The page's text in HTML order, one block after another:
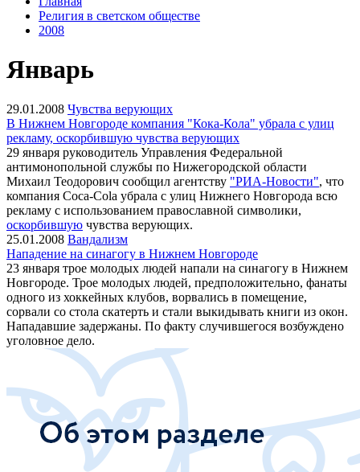
Религия в светском обществе
2008
Январь
29.01.2008 Чувства верующих
В Нижнем Новгороде компания "Кока-Кола" убрала с улиц
рекламу, оскорбившую чувства верующих
29 января руководитель Управления Федеральной
антимонопольной службы по Нижегородской области
Михаил Теодорович сообщил агентству "РИА-Новости", что
компания Coca-Cola убрала с улиц Нижнего Новгорода всю
рекламу с использованием православной символики,
оскорбившую чувства верующих.
25.01.2008 Вандализм
Нападение на синагогу в Нижнем Новгороде
23 января трое молодых людей напали на синагогу в Нижнем
Новгороде. Трое молодых людей, предположительно, фанаты
одного из хоккейных клубов, ворвались в помещение,
сорвали со стола скатерть и стали выкидывать книги из окон.
Нападавшие задержаны. По факту случившегося возбуждено
уголовное дело.